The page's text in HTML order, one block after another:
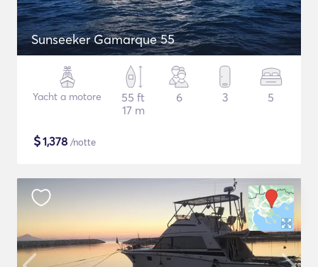
Sunseeker Gamarque 55
Yacht a motore
55 ft
17 m
6 3 5
$1,378 /notte